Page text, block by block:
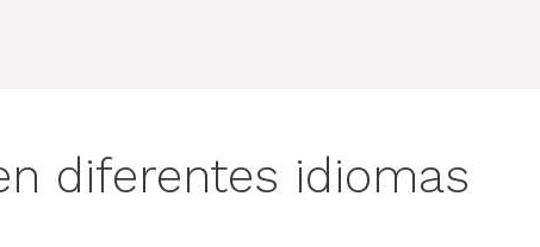
diferentes idiomas